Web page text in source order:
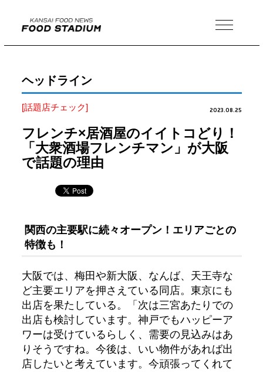
MENU
ヘッドライン
[話題店チェック] 2023.08.25
フレンチ×居酒屋のイイトコどり！
「大衆酒場フレンチマン」が大阪
で話題の理由
関西の主要駅に続々オープン！エリアごとの
特徴も！
大阪では、梅田や新大阪、なんば、天王寺な
ど主要エリアを押さえている同店。東京にも
出店を果たしている。「次は三宮あたりでの
出店も検討しています。神戸でもハッピーア
ワーは受けているらしく、需要の見込みはあ
りそうですね。今後は、いい物件があれば出
店したいと考えています。今頑張ってくれて